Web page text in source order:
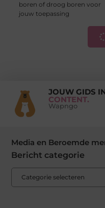
boren of droog boren voor
jouw toepassing
JOUW GIDS
CONTENT.
Wapngo
Media en Beroemde
Bericht categorie